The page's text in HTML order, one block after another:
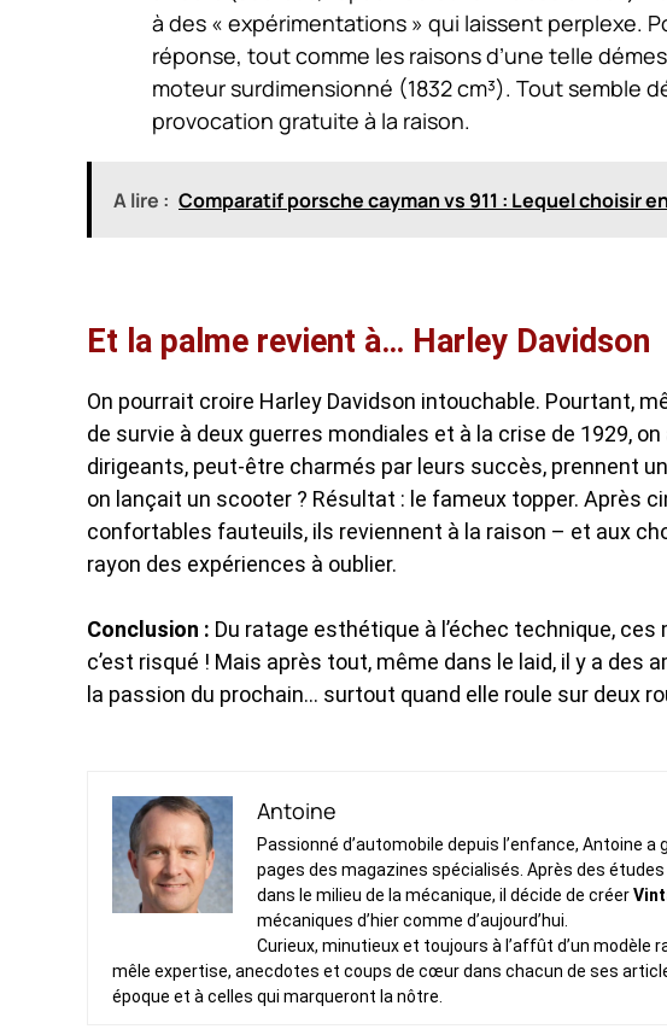
à des « expérimentations » qui laissent perplexe.
réponse, tout comme les raisons d’une telle
moteur surdimensionné (1832 cm³). Tout semble
provocation gratuite à la raison.
A lire : Comparatif porsche cayman vs 911 : Lequel choisir
Et la palme revient à… Harley Davidson
On pourrait croire Harley Davidson intouchable. Pourtant,
de survie à deux guerres mondiales et à la crise de 1929,
dirigeants, peut-être charmés par leurs succès, prennent
on lançait un scooter ? Résultat : le fameux topper. Après
confortables fauteuils, ils reviennent à la raison – et aux
rayon des expériences à oublier.
Conclusion : Du ratage esthétique à l’échec technique,
c’est risqué ! Mais après tout, même dans le laid, il y a des
la passion du prochain… surtout quand elle roule sur deux
Antoine
Passionné d’automobile depuis l’enfance, Antoine
pages des magazines spécialisés. Après des
dans le milieu de la mécanique, il décide de créer
mécaniques d’hier comme d’aujourd’hui.
Curieux, minutieux et toujours à l’affût d’un modèle
mêle expertise, anecdotes et coups de cœur dans chacun de ses
époque et à celles qui marqueront la nôtre.